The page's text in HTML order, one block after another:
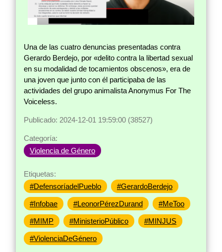
Una de las cuatro denuncias presentadas contra
Gerardo Berdejo, por «delito contra la libertad sexual
en su modalidad de tocamientos obscenos», era de
una joven que junto con él participaba de las
actividades del grupo animalista Anonymus For The
Voiceless.
Publicado: 2024-12-01 19:59:00 (38527)
Categoría:
Violencia de Género
Etiquetas:
#DefensoríadelPueblo
#GerardoBerdejo
#Infobae #LeonorPérezDurand #MeToo
#MIMP #MinisterioPúblico #MINJUS
#ViolenciaDeGénero